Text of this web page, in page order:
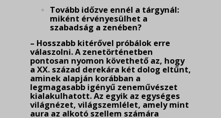
Tovább időzve ennél a tárgynál:
miként érvényesülhet a
szabadság a zenében?
– Hosszabb kitérővel próbálok erre
válaszolni. A zenetörténetben
pontosan nyomon követ­hető az, hogy
a XX. század derekára két dolog eltűnt,
aminek alapján korábban a
legmagasabb igényű zeneművészet
kialakulhatott. Az egyik az egységes
világnézet, világszemlélet, amely mint
aura az alkotó szellem számára